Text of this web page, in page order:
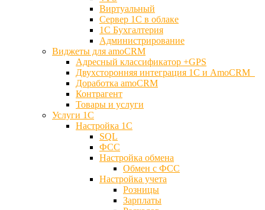
Виртуальный
Сервер 1С в облаке
1С Бухгалтерия
Администрирование
Виджеты для amoCRM
Адресный классификатор +GPS
Двухсторонняя интеграция 1С и AmoCRM
Доработка amoCRM
Контрагент
Товары и услуги
Услуги 1С
Настройка 1С
SQL
ФСС
Настройка обмена
Обмен с ФСС
Настройка учета
Розницы
Зарплаты